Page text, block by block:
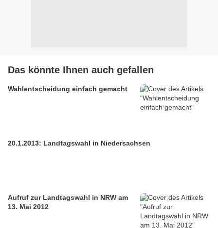
Das könnte Ihnen auch gefallen
Wahlentscheidung einfach gemacht
20.1.2013: Landtagswahl in Niedersachsen
Aufruf zur Landtagswahl in NRW am
13. Mai 2012